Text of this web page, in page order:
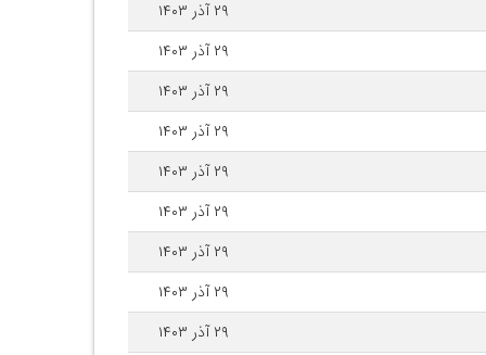
۲۹ آذر ۱۴۰۳
۲۹ آذر ۱۴۰۳
۲۹ آذر ۱۴۰۳
۲۹ آذر ۱۴۰۳
۲۹ آذر ۱۴۰۳
۲۹ آذر ۱۴۰۳
۲۹ آذر ۱۴۰۳
۲۹ آذر ۱۴۰۳
۲۹ آذر ۱۴۰۳